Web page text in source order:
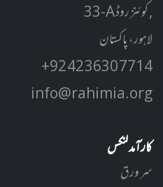
33-A کوئنز روڈ ,
لاہور، پاکستان
+92 42 3630 7714
info@rahimia.org
کارآمد لنکس
سر ورق